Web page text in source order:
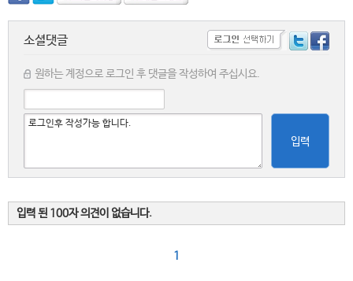
소셜댓글
원하는 계정으로 로그인 후 댓글을 작성하여 주십시요.
입력
입력 된 100자 의견이 없습니다.
1